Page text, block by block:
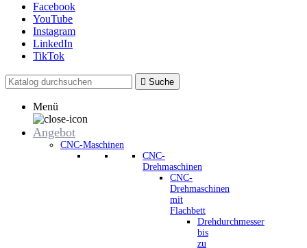
Facebook
YouTube
Instagram
LinkedIn
TikTok
 Suche
Menü
Angebot
CNC-Maschinen
CNC-
Drehmaschinen
CNC-
Drehmaschinen
mit
Flachbett
Drehdurchmesser
bis
zu